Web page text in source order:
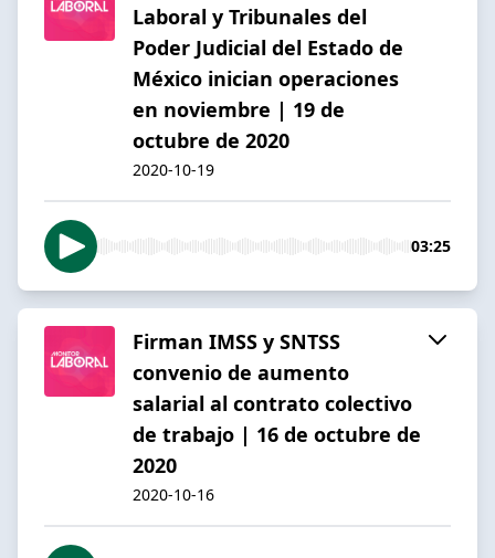
Laboral y Tribunales del
Poder Judicial del Estado de
México inician operaciones
en noviembre | 19 de
octubre de 2020
2020-10-19
03:25
Firman IMSS y SNTSS
convenio de aumento
salarial al contrato colectivo
de trabajo | 16 de octubre de
2020
2020-10-16